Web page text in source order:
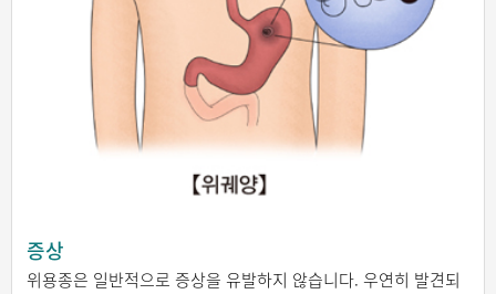
증상
위용종은 일반적으로 증상을 유발하지 않습니다. 우연히 발견되